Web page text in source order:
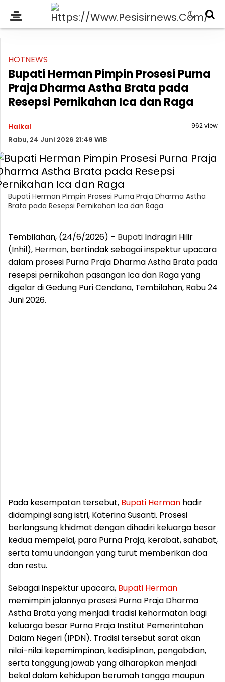
HOTNEWS
Bupati Herman Pimpin Prosesi Purna
Praja Dharma Astha Brata pada
Resepsi Pernikahan Ica dan Raga
Haikal
Rabu, 24 Juni 2026 21:49 WIB
962 view
Bupati Herman Pimpin Prosesi Purna Praja Dharma Astha
Brata pada Resepsi Pernikahan Ica dan Raga
Tembilahan, (24/6/2026) – Bupati Indragiri Hilir
(Inhil), Herman, bertindak sebagai inspektur upacara
dalam prosesi Purna Praja Dharma Astha Brata pada
resepsi pernikahan pasangan Ica dan Raga yang
digelar di Gedung Puri Cendana, Tembilahan, Rabu 24
Juni 2026.
Pada kesempatan tersebut, Bupati Herman hadir
didampingi sang istri, Katerina Susanti. Prosesi
berlangsung khidmat dengan dihadiri keluarga besar
kedua mempelai, para Purna Praja, kerabat, sahabat,
serta tamu undangan yang turut memberikan doa
dan restu.
Sebagai inspektur upacara, Bupati Herman
memimpin jalannya prosesi Purna Praja Dharma
Astha Brata yang menjadi tradisi kehormatan bagi
keluarga besar Purna Praja Institut Pemerintahan
Dalam Negeri (IPDN). Tradisi tersebut sarat akan
nilai-nilai kepemimpinan, kedisiplinan, pengabdian,
serta tanggung jawab yang diharapkan menjadi
bekal dalam kehidupan berumah tangga maupun